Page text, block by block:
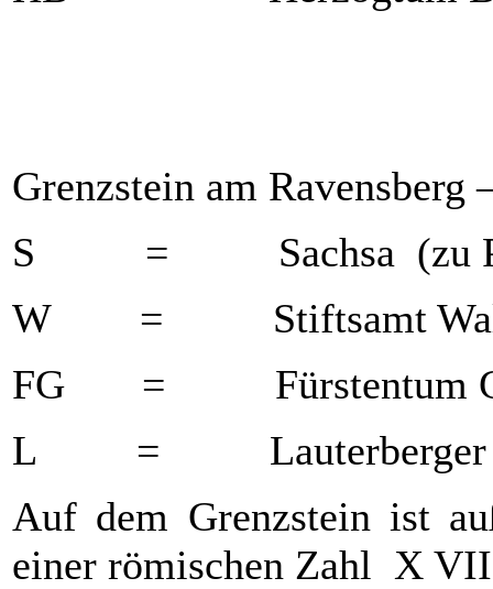
Grenzstein am Ravensberg
S = Sachsa (zu
W = Stiftsamt
FG = Fürstentum
L = Lauterberger
Auf dem Grenzstein ist
einer römischen Zahl X